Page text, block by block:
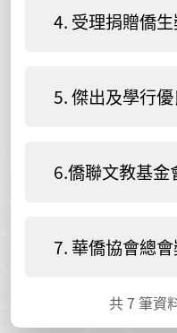
4. 受理捐贈僑
5. 傑出及學行
6.僑聯文教基金
7. 華僑協會總
共7 筆資